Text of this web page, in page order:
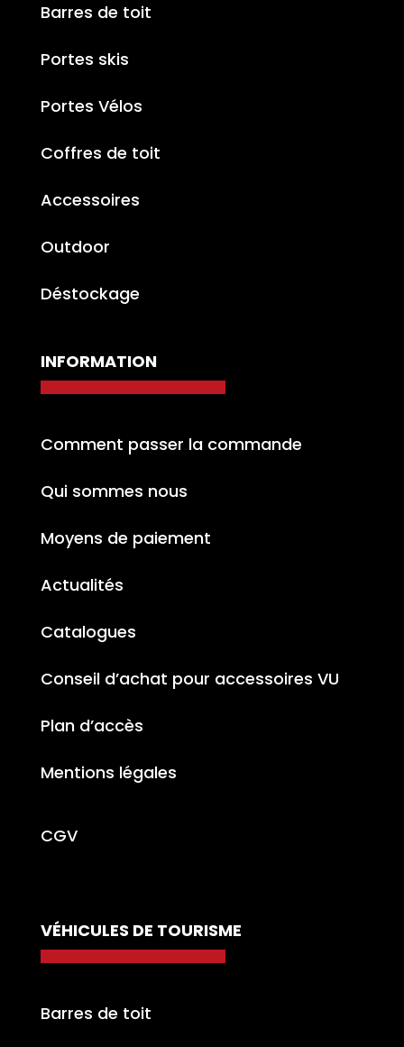
Barres de toit
Portes skis
Portes Vélos
Coffres de toit
Accessoires
Outdoor
Déstockage
INFORMATION
Comment passer la commande
Qui sommes nous
Moyens de paiement
Actualités
Catalogues
Conseil d’achat pour accessoires VU
Plan d’accès
Mentions légales
CGV
VÉHICULES DE TOURISME
Barres de toit